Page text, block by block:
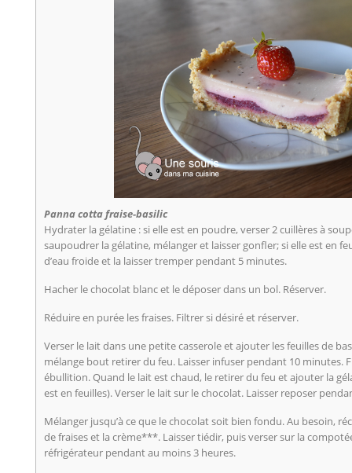
Panna cotta fraise-basilic
Hydrater la gélatine : si elle est en poudre, verser 2 cuillères à
saupoudrer la gélatine, mélanger et laisser gonfler; si elle est en
d’eau froide et la laisser tremper pendant 5 minutes.
Hacher le chocolat blanc et le déposer dans un bol. Réserver.
Réduire en purée les fraises. Filtrer si désiré et réserver.
Verser le lait dans une petite casserole et ajouter les feuilles de
mélange bout retirer du feu. Laisser infuser pendant 10 minutes.
ébullition. Quand le lait est chaud, le retirer du feu et ajouter la
est en feuilles). Verser le lait sur le chocolat. Laisser reposer
Mélanger jusqu’à ce que le chocolat soit bien fondu. Au besoin,
de fraises et la crème***. Laisser tiédir, puis verser sur la
réfrigérateur pendant au moins 3 heures.